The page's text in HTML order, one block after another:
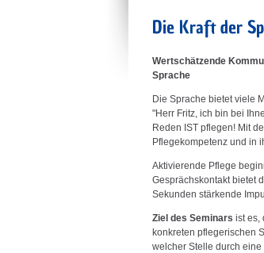
Die Kraft der
Wertschätzende
Sprache
Die Sprache bietet viele
"Herr Fritz, ich bin bei
Reden IST pflegen! Mit
Pflegekompetenz und in
Aktivierende Pflege
Gesprächskontakt bietet
Sekunden stärkende
Ziel des Seminars ist es,
konkreten pflegerischen
welcher Stelle durch